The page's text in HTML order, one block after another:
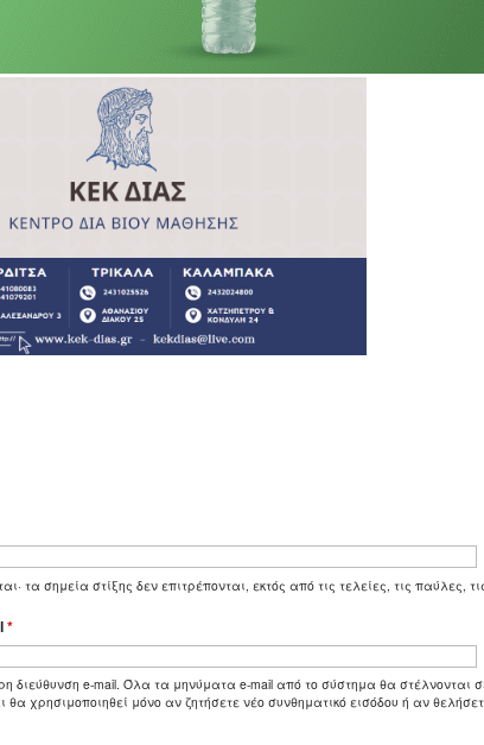
τα σημεία στίξης δεν επιτρέπονται, εκτός από τις τελείες, τις παύλες,
*
διεύθυνση e-mail. Όλα τα μηνύματα e-mail από το σύστημα θα στέλνονται
θα χρησιμοποιηθεί μόνο αν ζητήσετε νέο συνθηματικό εισόδου ή αν